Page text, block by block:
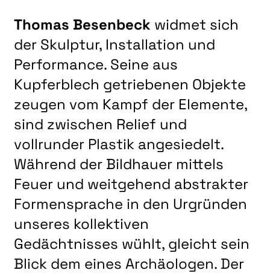
Thomas Besenbeck widmet sich
der Skulptur, Installation und
Performance. Seine aus
Kupferblech getriebenen Objekte
zeugen vom Kampf der Elemente,
sind zwischen Relief und
vollrunder Plastik angesiedelt.
Während der Bildhauer mittels
Feuer und weitgehend abstrakter
Formensprache in den Urgründen
unseres kollektiven
Gedächtnisses wühlt, gleicht sein
Blick dem eines Archäologen. Der